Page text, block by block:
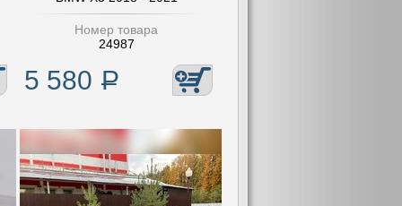
Номер товара
24987
5 580 Р